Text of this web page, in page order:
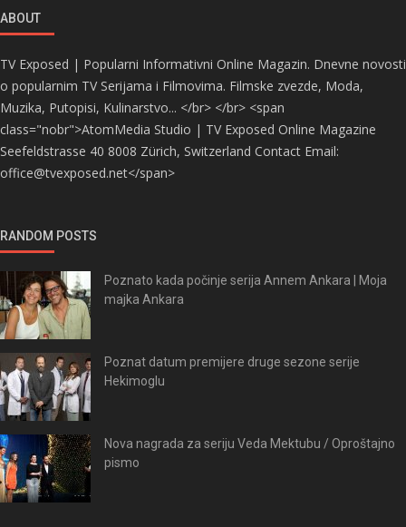
ABOUT
TV Exposed | Popularni Informativni Online Magazin. Dnevne novosti
o popularnim TV Serijama i Filmovima. Filmske zvezde, Moda,
Muzika, Putopisi, Kulinarstvo... </br> </br> <span
class="nobr">AtomMedia Studio | TV Exposed Online Magazine
Seefeldstrasse 40 8008 Zürich, Switzerland Contact Email:
office@tvexposed.net</span>
RANDOM POSTS
Poznato kada počinje serija Annem Ankara | Moja
majka Ankara
Poznat datum premijere druge sezone serije
Hekimoglu
Nova nagrada za seriju Veda Mektubu / Oproštajno
pismo